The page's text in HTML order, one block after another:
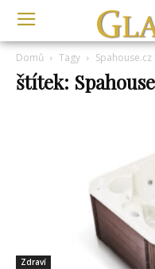
Domů Tagy Spahouse.cz
štítek:
Zdraví